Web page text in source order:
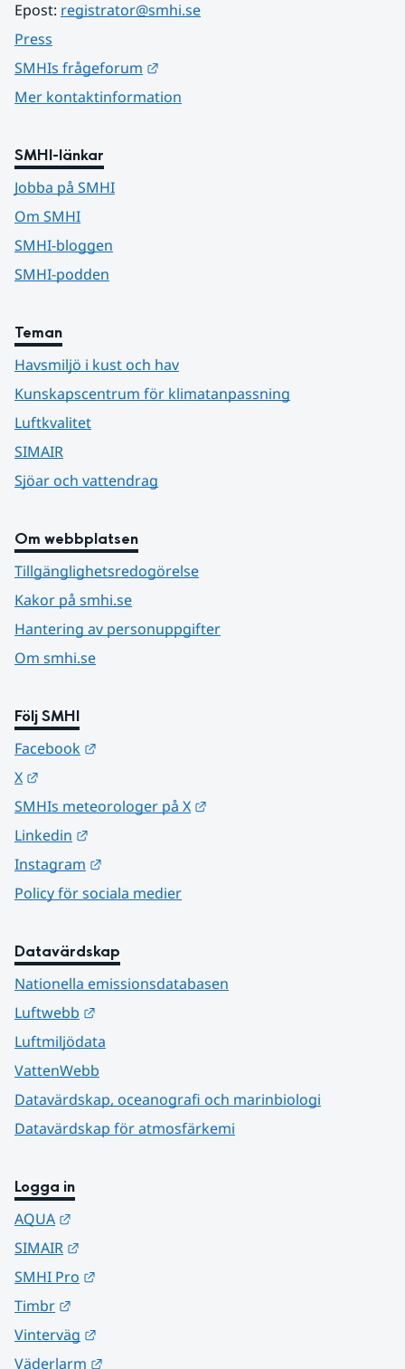
Epost: registrator@smhi.se
Press
SMHIs frågeforum
Mer kontaktinformation
SMHI-länkar
Jobba på SMHI
Om SMHI
SMHI-bloggen
SMHI-podden
Teman
Havsmiljö i kust och hav
Kunskapscentrum för klimatanpassning
Luftkvalitet
SIMAIR
Sjöar och vattendrag
Om webbplatsen
Tillgänglighetsredogörelse
Kakor på smhi.se
Hantering av personuppgifter
Om smhi.se
Följ SMHI
Facebook
X
SMHIs meteorologer på X
Linkedin
Instagram
Policy för sociala medier
Datavärdskap
Nationella emissionsdatabasen
Luftwebb
Luftmiljödata
VattenWebb
Datavärdskap, oceanografi och marinbiologi
Datavärdskap för atmosfärkemi
Logga in
AQUA
SIMAIR
SMHI Pro
Timbr
Vinterväg
Väderlarm